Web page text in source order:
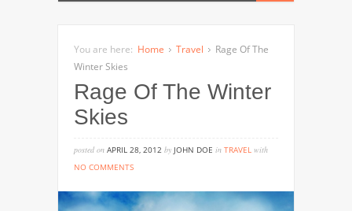
You are here: Home Travel
Rage Of The
Winter Skies
Rage Of The Winter
Skies
posted on APRIL 28, 2012 by JOHN DOE in TRAVEL with
NO COMMENTS
of